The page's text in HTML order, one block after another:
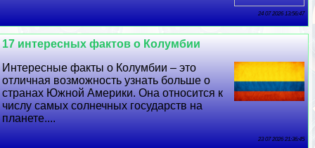
24 07 2026 13:56:47
17 интересных фактов о Колумбии
Интересные факты о Колумбии – это
отличная возможность узнать больше о
странах Южной Америки. Она относится к
числу самых солнечных государств на
планете....
23 07 2026 21:36:45